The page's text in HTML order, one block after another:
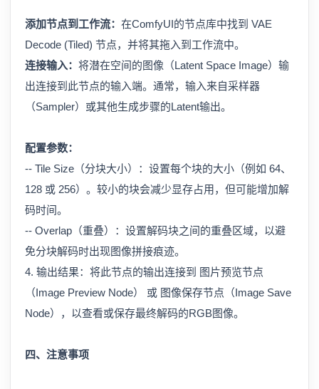
添加节点到工作流： 在ComfyUI的节点库中找到 VAE
Decode (Tiled) 节点，并将其拖入到工作流中。
连接输入： 将潜在空间的图像（Latent Space Image）输
出连接到此节点的输入端。通常，输入来自采样器
（Sampler）或其他生成步骤的Latent输出。
配置参数：
-- Tile Size（分块大小）：设置每个块的大小（例如 64、
128 或 256）。较小的块会减少显存占用，但可能增加解
码时间。
-- Overlap（重叠）：设置解码块之间的重叠区域，以避
免分块解码时出现图像拼接痕迹。
4. 输出结果：将此节点的输出连接到 图片预览节点
（Image Preview Node） 或 图像保存节点（Image Save
Node），以查看或保存最终解码的RGB图像。
四、注意事项